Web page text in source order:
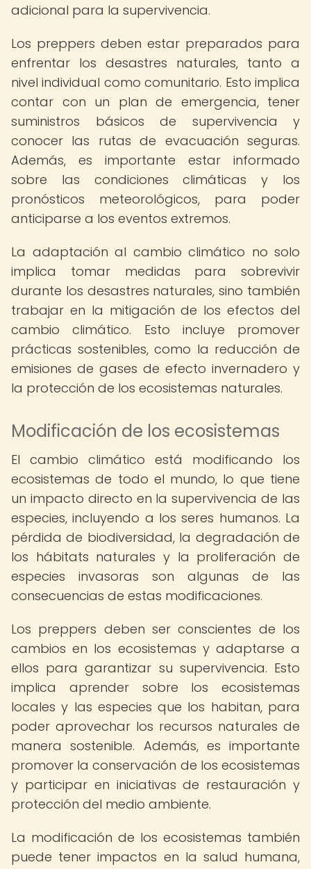
adicional para la supervivencia.
Los preppers deben estar preparados para
enfrentar los desastres naturales, tanto a
nivel individual como comunitario. Esto implica
contar con un plan de emergencia, tener
suministros básicos de supervivencia y
conocer las rutas de evacuación seguras.
Además, es importante estar informado
sobre las condiciones climáticas y los
pronósticos meteorológicos, para poder
anticiparse a los eventos extremos.
La adaptación al cambio climático no solo
implica tomar medidas para sobrevivir
durante los desastres naturales, sino también
trabajar en la mitigación de los efectos del
cambio climático. Esto incluye promover
prácticas sostenibles, como la reducción de
emisiones de gases de efecto invernadero y
la protección de los ecosistemas naturales.
Modificación de los ecosistemas
El cambio climático está modificando los
ecosistemas de todo el mundo, lo que tiene
un impacto directo en la supervivencia de las
especies, incluyendo a los seres humanos. La
pérdida de biodiversidad, la degradación de
los hábitats naturales y la proliferación de
especies invasoras son algunas de las
consecuencias de estas modificaciones.
Los preppers deben ser conscientes de los
cambios en los ecosistemas y adaptarse a
ellos para garantizar su supervivencia. Esto
implica aprender sobre los ecosistemas
locales y las especies que los habitan, para
poder aprovechar los recursos naturales de
manera sostenible. Además, es importante
promover la conservación de los ecosistemas
y participar en iniciativas de restauración y
protección del medio ambiente.
La modificación de los ecosistemas también
puede tener impactos en la salud humana,